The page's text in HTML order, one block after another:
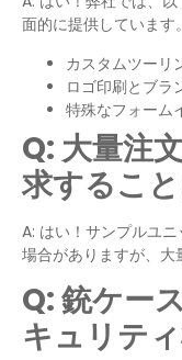
面的に提供しています。
カスタムツーリ
ロゴ印刷とブラ
特殊なフォーム
Q: 大量注
求するこ
A: はい！サンプルユ
場合がありますが、大
Q:銃ケー
キュリテ